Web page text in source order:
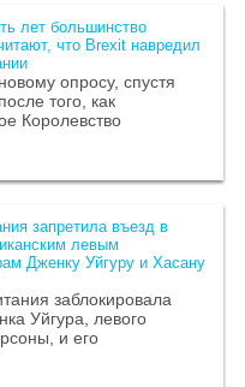
лет большинство
что Brexit навредил
опросу, спустя
того, как
Королевство
запретила въезд в
левым
Дженку Уйгуру и Хасану
заблокировала
Уйгура, левого
и его